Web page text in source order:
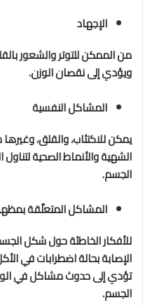
الإجهاد
من الممكن للتوتر والشعور
ويؤدي إلى نقصان الوزن.
المشاكل النفسية
يمكن للاكتئاب، والقلق،
الشهية والأنماط الصحية
الجسم.
المشاكل المتعلّقة
للأفكار الخاطئة حول شكل
تؤدي إلى حدوث مشاكل في
الجسم.